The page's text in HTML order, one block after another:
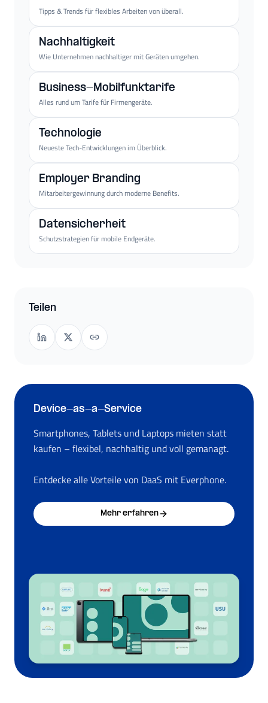
Tipps & Trends für flexibles Arbeiten von überall.
Nachhaltigkeit
Wie Unternehmen nachhaltiger mit Geräten umgehen.
Business-Mobilfunktarife
Alles rund um Tarife für Firmengeräte.
Technologie
Neueste Tech-Entwicklungen im Überblick.
Employer Branding
Mitarbeitergewinnung durch moderne Benefits.
Datensicherheit
Schutzstrategien für mobile Endgeräte.
Teilen
Device-as-a-Service
Smartphones, Tablets und Laptops mieten statt
kaufen – flexibel, nachhaltig und voll gemanagt.
Entdecke alle Vorteile von DaaS mit Everphone.
Mehr erfahren